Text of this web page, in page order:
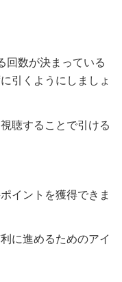
回数が決まっている
引くようにしましょ
聴することで引ける
イントを獲得できま
に進めるためのアイ